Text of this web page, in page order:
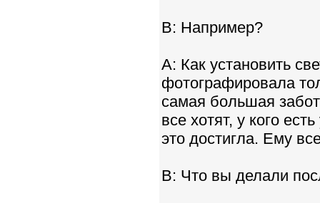
B: Например?
A: Как установить
фотографировалa
самая большая
все хотят, у кого
это достигла. Ему
B: Что вы делали